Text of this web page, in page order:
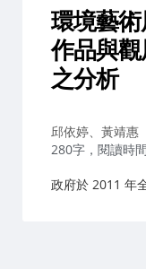
環境藝
作品與
之分析
作
者：
邱依婷、黃靖惠
280字，閱讀時
政府於 2011 年